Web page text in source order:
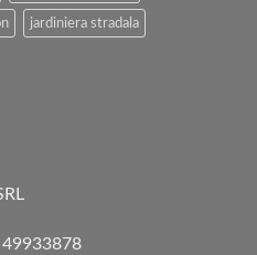
jardiniera stradala